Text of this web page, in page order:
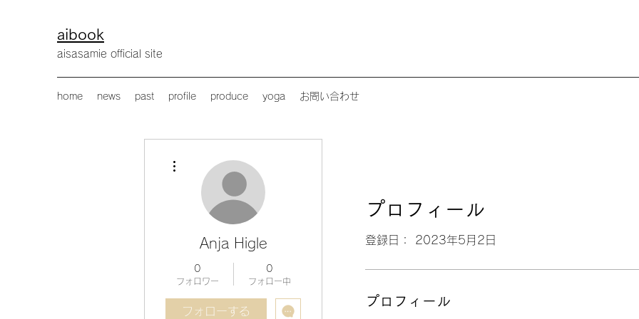
aibook
​aisasamie official site
home news past profile produce yoga お問い合わせ
プロフィール
登録日： 2023年5月2日
プロフィール
Anja Higle
0
フォロワー
0
フォロー中
フォローする